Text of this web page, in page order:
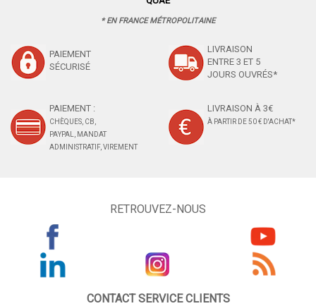
* EN FRANCE MÉTROPOLITAINE
PAIEMENT
SÉCURISÉ
LIVRAISON
ENTRE 3 ET 5
JOURS OUVRÉS*
PAIEMENT :
CHÈQUES, CB,
PAYPAL, MANDAT
ADMINISTRATIF, VIREMENT
LIVRAISON À 3€
À PARTIR DE 50 € D'ACHAT*
RETROUVEZ-NOUS
CONTACT SERVICE CLIENTS